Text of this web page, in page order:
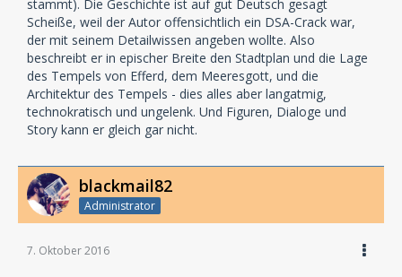
stammt). Die Geschichte ist auf gut Deutsch gesagt
Scheiße, weil der Autor offensichtlich ein DSA-Crack war,
der mit seinem Detailwissen angeben wollte. Also
beschreibt er in epischer Breite den Stadtplan und die Lage
des Tempels von Efferd, dem Meeresgott, und die
Architektur des Tempels - dies alles aber langatmig,
technokratisch und ungelenk. Und Figuren, Dialoge und
Story kann er gleich gar nicht.
blackmail82
Administrator
7. Oktober 2016